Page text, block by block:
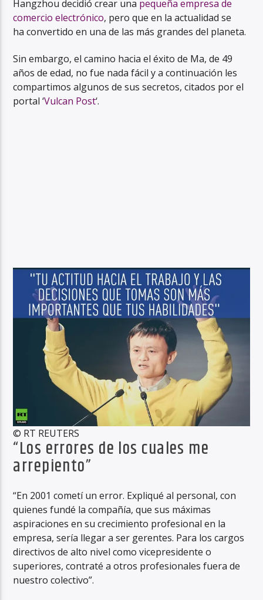
Hangzhou decidió crear una pequeña empresa de
comercio electrónico, pero que en la actualidad se
ha convertido en una de las más grandes del planeta.
Sin embargo, el camino hacia el éxito de Ma, de 49
años de edad, no fue nada fácil y a continuación les
compartimos algunos de sus secretos, citados por el
portal ‘Vulcan Post‘.
© RT REUTERS
“Los errores de los cuales me
arrepiento”
“En 2001 cometí un error. Expliqué al personal, con
quienes fundé la compañía, que sus máximas
aspiraciones en su crecimiento profesional en la
empresa, sería llegar a ser gerentes. Para los cargos
directivos de alto nivel como vicepresidente o
superiores, contraté a otros profesionales fuera de
nuestro colectivo”.